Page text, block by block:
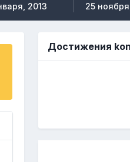
2013 25
Достижения